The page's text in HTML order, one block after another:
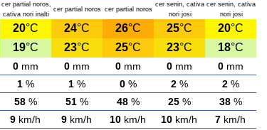
cer partial noros,
cativa nori inalti
cer partial noros cer partial noros
cer senin, cativa
nori josi
cer senin, cativa
nori josi
20°C 24°C 26°C 25°C 20°C
19°C 23°C 25°C 23°C 18°C
0mm 0mm 0mm 0mm 0mm
1% 1% 0% 2% 2%
58% 51% 48% 25% 38%
9 km/h 9 km/h 10 km/h 10 km/h 7 km/h